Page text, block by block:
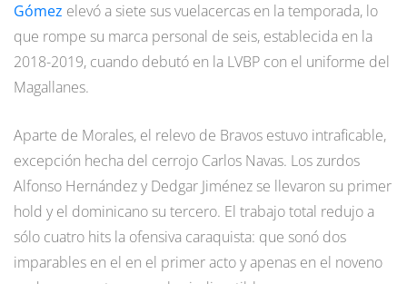
Gómez elevó a siete sus vuelacercas en la temporada, lo
que rompe su marca personal de seis, establecida en la
2018-2019, cuando debutó en la LVBP con el uniforme del
Magallanes.
Aparte de Morales, el relevo de Bravos estuvo intraficable,
excepción hecha del cerrojo Carlos Navas. Los zurdos
Alfonso Hernández y Dedgar Jiménez se llevaron su primer
hold y el dominicano su tercero. El trabajo total redujo a
sólo cuatro hits la ofensiva caraquista: que sonó dos
imparables en el en el primer acto y apenas en el noveno